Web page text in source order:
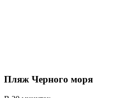
Пляж Черного моря